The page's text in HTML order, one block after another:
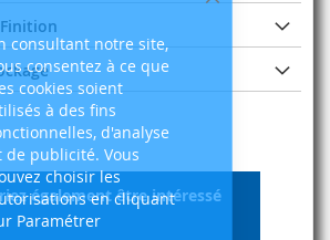
Fermer
consultant notre site,
consentez à ce que
cookies soient
à des fins
d'analyse
de publicité. Vous
choisir les
en cliquant
Paramétrer
également être intéressé